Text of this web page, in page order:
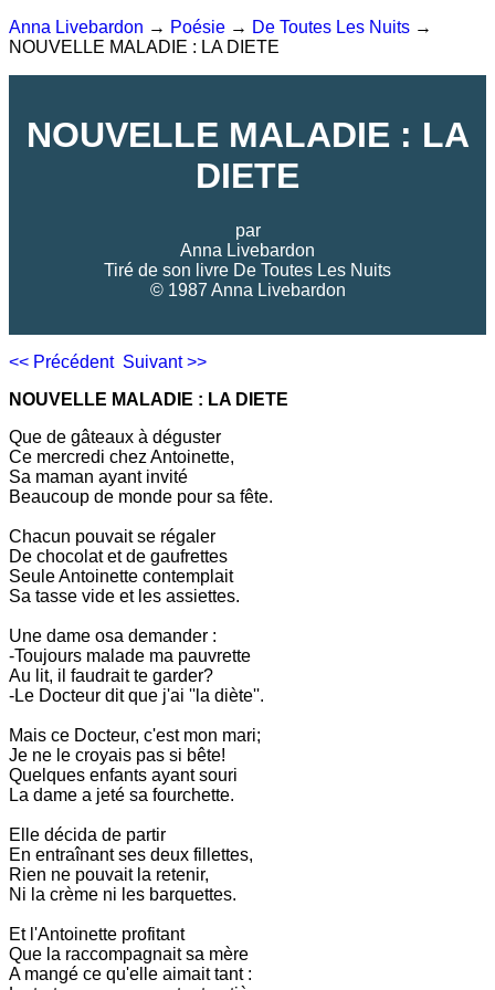
Anna Livebardon → Poésie → De Toutes Les Nuits →
NOUVELLE MALADIE : LA DIETE
NOUVELLE MALADIE : LA
DIETE
par
Anna Livebardon
Tiré de son livre De Toutes Les Nuits
© 1987 Anna Livebardon
<< Précédent Suivant >>
NOUVELLE MALADIE : LA DIETE
Que de gâteaux à déguster
Ce mercredi chez Antoinette,
Sa maman ayant invité
Beaucoup de monde pour sa fête.
Chacun pouvait se régaler
De chocolat et de gaufrettes
Seule Antoinette contemplait
Sa tasse vide et les assiettes.
Une dame osa demander :
-Toujours malade ma pauvrette
Au lit, il faudrait te garder?
-Le Docteur dit que j'ai ''la diète''.
Mais ce Docteur, c'est mon mari;
Je ne le croyais pas si bête!
Quelques enfants ayant souri
La dame a jeté sa fourchette.
Elle décida de partir
En entraînant ses deux fillettes,
Rien ne pouvait la retenir,
Ni la crème ni les barquettes.
Et l'Antoinette profitant
Que la raccompagnait sa mère
A mangé ce qu'elle aimait tant :